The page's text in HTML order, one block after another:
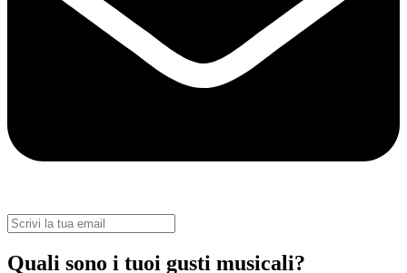
Quali sono i tuoi gusti musicali?